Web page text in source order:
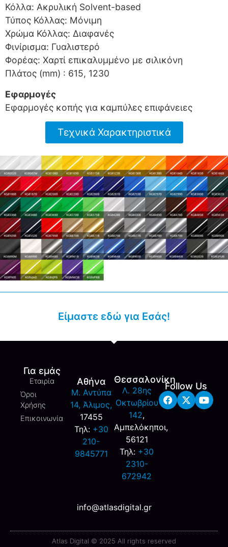
Κόλλα: Ακρυλική Solvent-based
Τύπος Κόλλας: Μόνιμη
Χρώμα Κόλλας: Διαφανές
Φινίρισμα: Γυαλιστερό
Φορέας: Χαρτί επικαλυμμένο με σιλικόνη
Πλάτος (mm) : 615, 1230
Εφαρμογές
Εφαρμογές κοπής για καμπύλες επιφάνειες
Τεχνικά Χαρακτηριστικά
Είμαστε εδώ για Εσάς!
Για εμάς
Εταιρία
Όροι
Χρήσης
Επικοινωνία
Αθήνα
M. Αντύπα
14, Άλιμος,
17455
Τηλ: +30
210-
9845771
Θεσσαλονίκη
Λ. 28ης
Οκτωβρίου
142,
Αμπελόκηποι,
56121
Τηλ: +30
2310-
672942
Follow Us
info@atlasdigital.gr
Atlas Digital © 2025 All rights reserved